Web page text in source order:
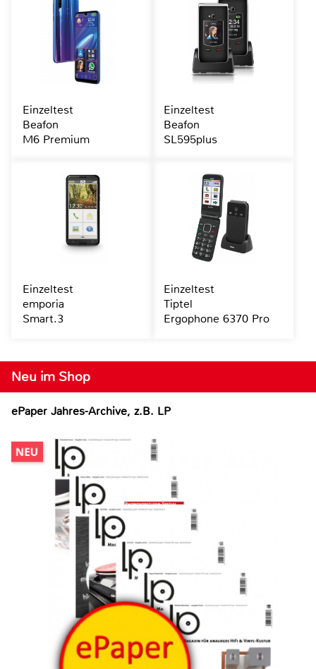
Neu im Shop
ePaper Jahres-Archive, z.B. LP
Einzeltest
Beafon
M6 Premium
Einzeltest
Beafon
SL595plus
Einzeltest
emporia
Smart.3
Einzeltest
Tiptel
Ergophone 6370 Pro